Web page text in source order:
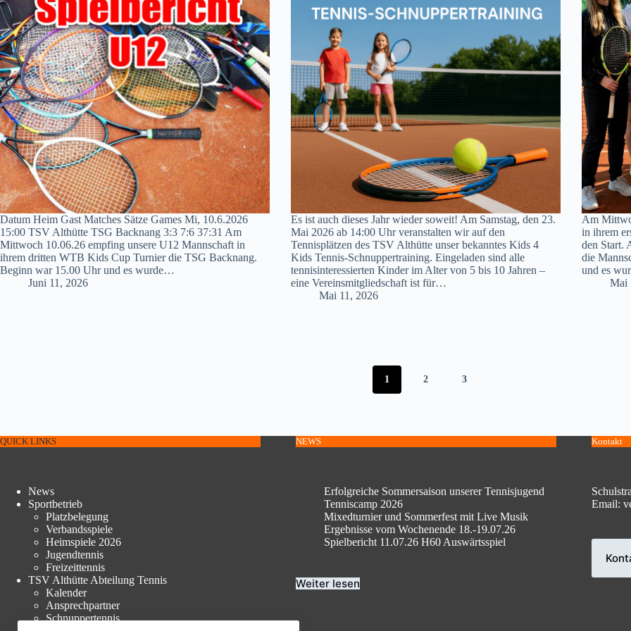
Datum Heim Gast Matches Sätze Games Mi, 10.6.2026
15:00 TSV Althütte TSG Backnang 3:3 7:6 37:31 Am
Mittwoch 10.06.26 empfing unsere U12 Mannschaft in
ihrem dritten WTB Kids Cup Turnier die TSG Backnang.
Beginn war 15.00 Uhr und es wurde…
Juni 11, 2026
Es ist auch dieses Jahr wieder soweit! Am Samstag, den 23.
Mai 2026 ab 14:00 Uhr veranstalten wir auf den
Tennisplätzen des TSV Althütte unser bekanntes Kids 4
Kids Tennis-Schnuppertraining. Eingeladen sind alle
tennisinteressierten Kinder im Alter von 5 bis 10 Jahren –
eine Vereinsmitgliedschaft ist für…
Mai 11, 2026
Am
in ihrem
den Start.
die
und es
Mai
1 2 3
QUICK LINKS
News
Sportbetrieb
Platzbelegung
Verbandsspiele
Heimspiele 2026
Jugendtennis
Freizeittennis
TSV Althütte Abteilung Tennis
Kalender
Ansprechpartner
Schnuppertennis
NEWS
Erfolgreiche Sommersaison unserer Tennisjugend
Tenniscamp 2026
Mixedturnier und Sommerfest mit Live Musik
Ergebnisse vom Wochenende 18.-19.07.26
Spielbericht 11.07.26 H60 Auswärtsspiel
Weiter lesen
Kontakt
Email: